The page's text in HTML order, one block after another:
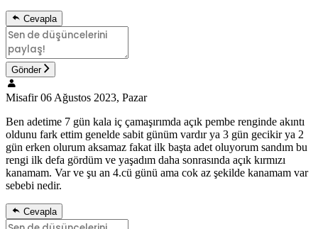
Cevapla
Gönder
Misafir 06 Ağustos 2023, Pazar
Ben adetime 7 gün kala iç çamaşırımda açık pembe renginde akıntı
oldunu fark ettim genelde sabit günüm vardır ya 3 gün gecikir ya 2
gün erken olurum aksamaz fakat ilk başta adet oluyorum sandım bu
rengi ilk defa gördüm ve yaşadım daha sonrasında açık kırmızı
kanamam. Var ve şu an 4.cü günü ama cok az şekilde kanamam var
sebebi nedir.
Cevapla